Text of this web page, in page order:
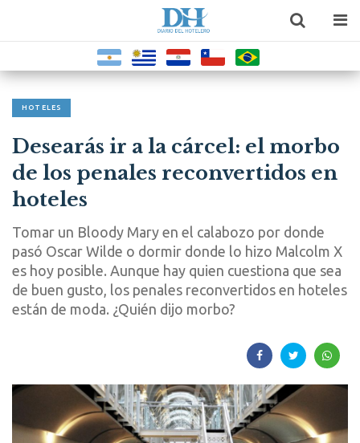
HOTELES
Desearás ir a la cárcel: el morbo
de los penales reconvertidos en
hoteles
Tomar un Bloody Mary en el calabozo por donde
pasó Oscar Wilde o dormir donde lo hizo Malcolm X
es hoy posible. Aunque hay quien cuestiona que sea
de buen gusto, los penales reconvertidos en hoteles
están de moda. ¿Quién dijo morbo?